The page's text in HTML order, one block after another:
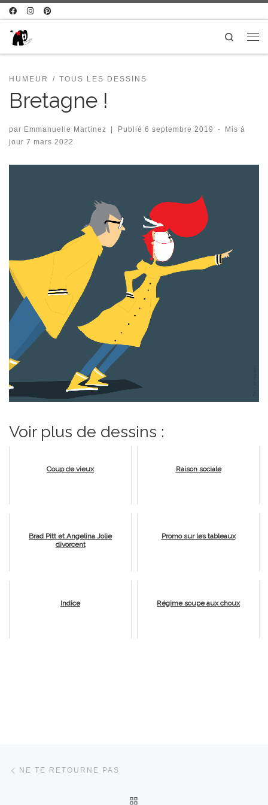
Passer au contenu
Search
HUMEUR TOUS LES DESSINS
Bretagne !
par Emmanuelle Martinez | Publié 6 septembre 2019 -
Mis à
jour 7 mars 2022
Voir plus de dessins :
Coup de vieux Raison sociale
Brad Pitt et Angelina Jolie
divorcent
Promo sur les tableaux
Indice Régime soupe aux choux
Parcourir les articles
NE TE RETOURNE PAS